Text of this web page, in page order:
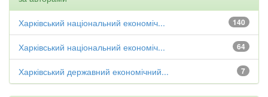
140
Харківський національний економіч...
64
Харківський національний економіч...
7
Харківський державний економічний...